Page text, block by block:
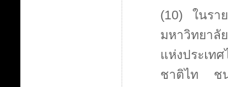
(10) ในรา
มหาวิทยาลั
แห่งประเท
ชาติไท ช